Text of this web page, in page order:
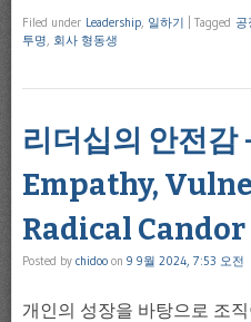
Filed under Leadership, 일하기 Tagged 공
투명, 회사 형동생
리더십의 안전감
Empathy,
Radical Candor
Posted by chidoo on 9 9월 2024, 7:53 오전
개인의 성장을 바탕으로 조